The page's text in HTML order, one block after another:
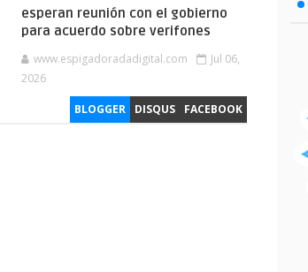
esperan reunión con el gobierno
para acuerdo sobre verifones
www.espigadoradadigital.com
Jul 06,
2026
BLOGGER DISQUS FACEBOOK